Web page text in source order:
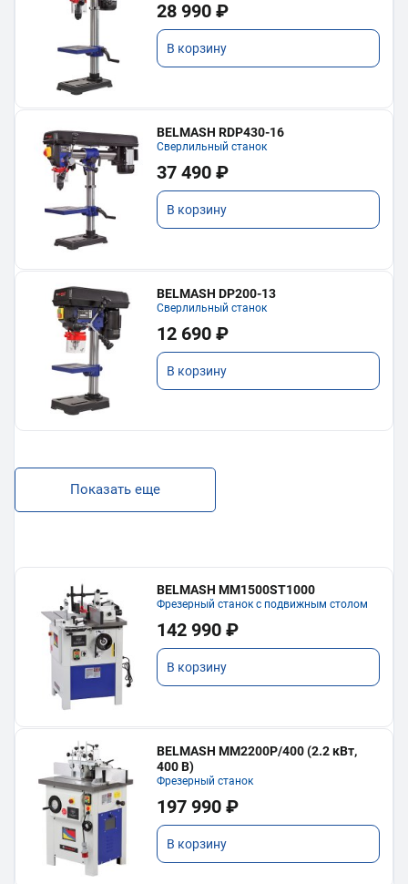
28 990 ₽
В корзину
BELMASH RDP430-16
Сверлильный станок
37 490 ₽
В корзину
BELMASH DP200-13
Сверлильный станок
12 690 ₽
В корзину
Показать еще
BELMASH MM1500ST1000
Фрезерный станок с подвижным столом
142 990 ₽
В корзину
BELMASH MM2200P/400 (2.2 кВт,
400 В)
Фрезерный станок
197 990 ₽
В корзину